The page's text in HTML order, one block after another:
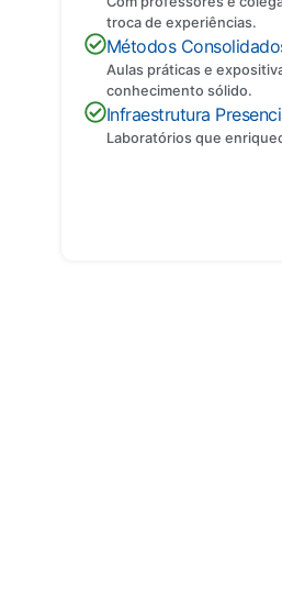
troca de experiências.
Métodos
Aulas práticas e
conhecimento sólido.
Infraestrutura
Laboratórios que